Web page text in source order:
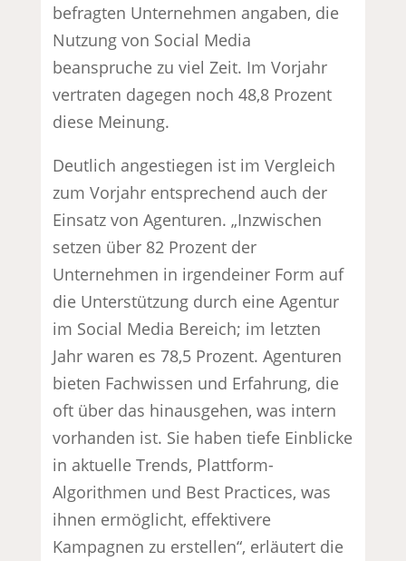
befragten Unternehmen angaben, die
Nutzung von Social Media
beanspruche zu viel Zeit. Im Vorjahr
vertraten dagegen noch 48,8 Prozent
diese Meinung.
Deutlich angestiegen ist im Vergleich
zum Vorjahr entsprechend auch der
Einsatz von Agenturen. „Inzwischen
setzen über 82 Prozent der
Unternehmen in irgendeiner Form auf
die Unterstützung durch eine Agentur
im Social Media Bereich; im letzten
Jahr waren es 78,5 Prozent. Agenturen
bieten Fachwissen und Erfahrung, die
oft über das hinausgehen, was intern
vorhanden ist. Sie haben tiefe Einblicke
in aktuelle Trends, Plattform-
Algorithmen und Best Practices, was
ihnen ermöglicht, effektivere
Kampagnen zu erstellen“, erläutert die